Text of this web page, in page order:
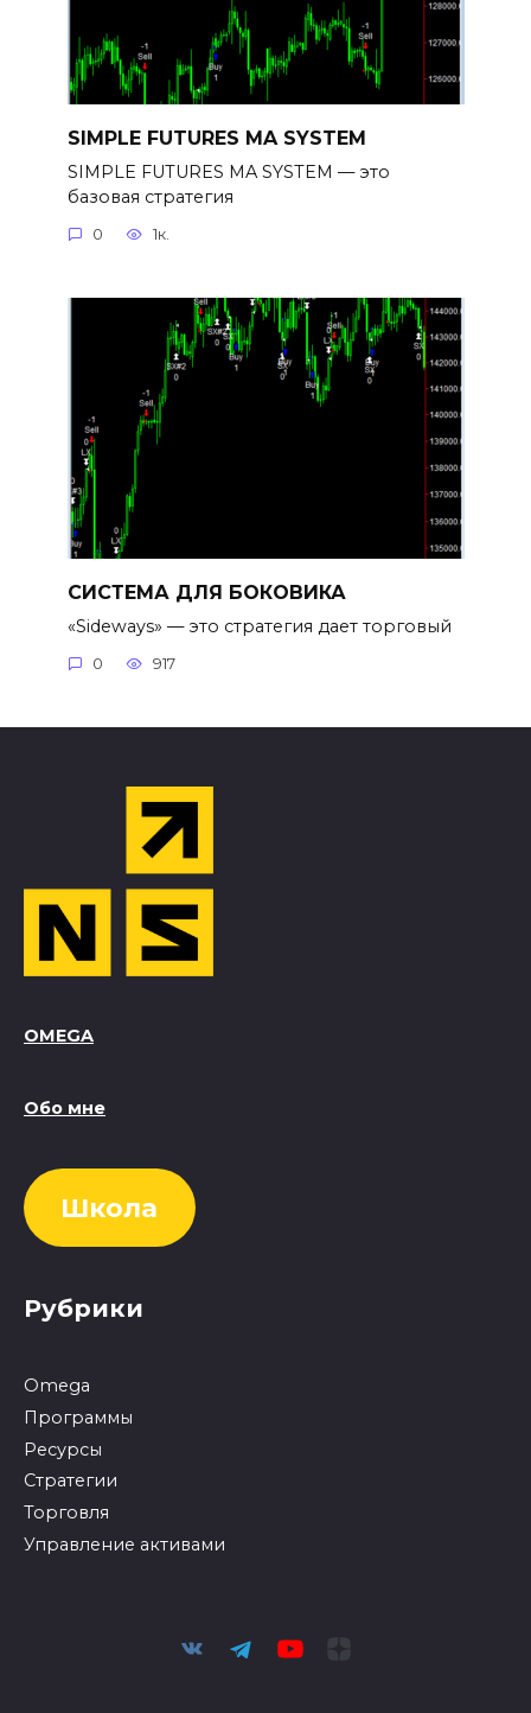
SIMPLE FUTURES MA SYSTEM
SIMPLE FUTURES MA SYSTEM — это
базовая стратегия
0 1к.
СИСТЕМА ДЛЯ БОКОВИКА
«Sideways» — это стратегия дает торговый
0 917
OMEGA
Обо мне
Школа
Рубрики
Omega
Программы
Ресурсы
Стратегии
Торговля
Управление активами